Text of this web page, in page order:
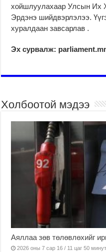
хойшлуулахаар Улсын Их
Эрдэнэ шийдвэрлэлээ.
хуралдаан завсарлав .
Эх сурвалж:
Холбоотой мэдээ
Аяллаа зөв төлөвлөхийг
2026 оны 7 сар 16 / 11 цаг 50 минут